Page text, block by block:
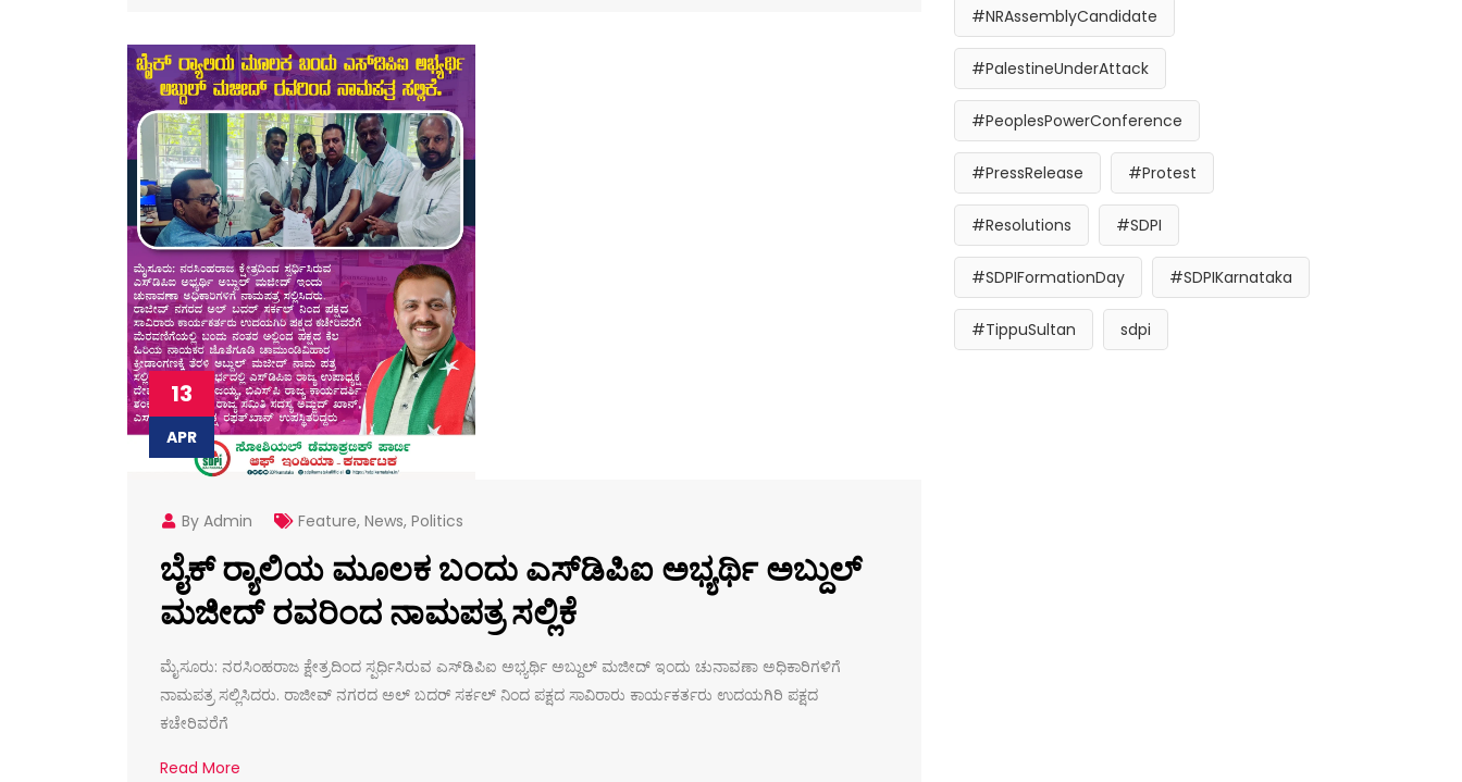
13
APR
By Admin Feature, News, Politics
ಬೈಕ್ ರ‌್ಯಾಲಿಯ ಮೂಲಕ ಬಂದು ಎಸ್‌ಡಿಪಿಐ ಅಭ್ಯರ್ಥಿ ಅಬ್ದುಲ್
ಮಜೀದ್ ರವರಿಂದ ನಾಮಪತ್ರ ಸಲ್ಲಿಕೆ
ಮೈಸೂರು: ನರಸಿಂಹರಾಜ ಕ್ಷೇತ್ರದಿಂದ ಸ್ಪರ್ಧಿಸಿರುವ ಎಸ್‌ಡಿಪಿಐ ಅಭ್ಯರ್ಥಿ ಅಬ್ದುಲ್ ಮಜೀದ್ ಇಂದು ಚುನಾವಣಾ ಅಧಿಕಾರಿಗಳಿಗೆ
ನಾಮಪತ್ರ ಸಲ್ಲಿಸಿದರು. ರಾಜೀವ್ ನಗರದ ಅಲ್ ಬದರ್ ಸರ್ಕಲ್ ನಿಂದ ಪಕ್ಷದ ಸಾವಿರಾರು ಕಾರ್ಯಕರ್ತರು ಉದಯಗಿರಿ ಪಕ್ಷದ
ಕಚೇರಿವರೆಗೆ
Read More
#NRAssemblyCandidate
#PalestineUnderAttack
#PeoplesPowerConference
#PressRelease #Protest
#Resolutions #SDPI
#SDPIFormationDay #SDPIKarnataka
#TippuSultan sdpi